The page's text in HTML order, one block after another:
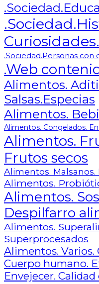
.Sociedad.Personas con
.Web
Alimentos.
Salsas.Especias
Alimentos.
Alimentos. Congelados.
Alimentos.
Frutos secos
Alimentos. Malsanos.
Alimentos.
Alimentos.
Despilfarro
Alimentos.
Superprocesados
Alimentos.
Cuerpo humano.
Envejecer. Calidad